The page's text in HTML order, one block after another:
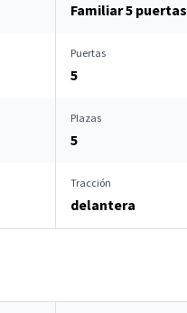
Familiar 5 puertas
Puertas
5
Plazas
5
Tracción
delantera